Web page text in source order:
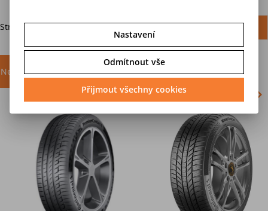
Strana1z1Celkem4záznamů
Nejprodávanější akce
Nastavení
Odmítnout vše
Přijmout všechny cookies